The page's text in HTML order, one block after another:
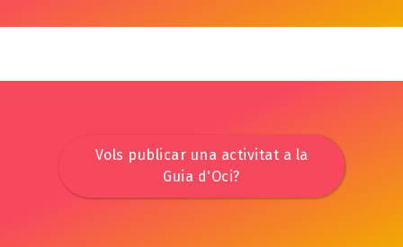
Vols publicar una activitat a la
Guia d'Oci?